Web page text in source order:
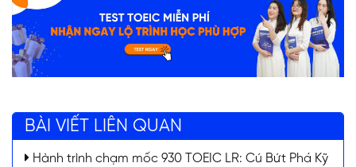
BÀI VIẾT LIÊN QUAN
Hành trình chạm mốc 930 TOEIC LR: Cú Bứt Phá Kỹ